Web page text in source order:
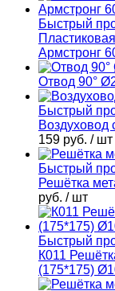
Быстрый
Армстронг
Отвод 90°
Быстрый
Воздуховод
159 руб. / шт
Быстрый
Решётка
руб. / шт
Быстрый
К011
(175*175)